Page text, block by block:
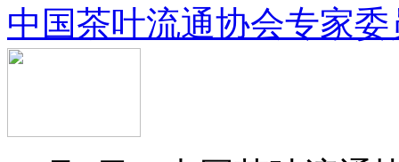
中国茶叶流通协会专家